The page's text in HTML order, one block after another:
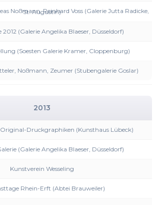
Peter Gaymann, Andreas Noßmann, Reinhard Voss (Galerie Jutta Radicke, St. Augustin)
2012 (Galerie Angelika Blaeser, Düsseldorf)
(Soesten Galerie Kramer, Cloppenburg)
Noßmann, Zeumer (Stubengalerie Goslar)
2013
Original-Druckgraphiken (Kunsthaus Lübeck)
(Galerie Angelika Blaeser, Düsseldorf)
Kunstverein Wesseling
Rhein-Erft (Abtei Brauweiler)